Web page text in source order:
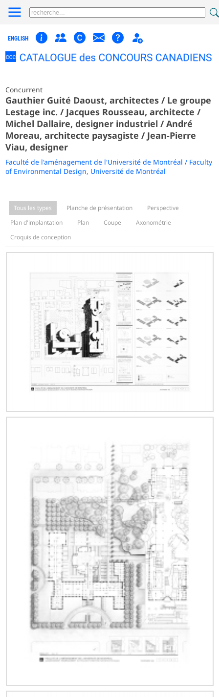
ENGLISH
Concurrent
Gauthier Guité Daoust, architectes / Le groupe
Lestage inc. / Jacques Rousseau, architecte /
Michel Dallaire, designer industriel / André
Moreau, architecte paysagiste / Jean-Pierre
Viau, designer
Faculté de l'aménagement de l'Université de Montréal / Faculty
of Environmental Design, Université de Montréal
Tous les types Planche de présentation
Perspective
Plan d'implantation
Plan Coupe
Axonométrie
Croquis de conception